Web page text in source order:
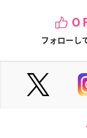
フォローし